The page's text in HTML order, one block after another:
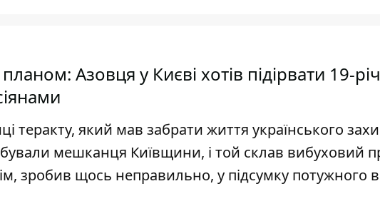
Азовця у Києві хотів підірвати 19-
теракту, який мав забрати життя українського
мешканця Київщини, і той склав вибуховий
зробив щось неправильно, у підсумку потужного